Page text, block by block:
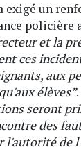
exigé un
policière
et la
ces
aux
élèves”
seront
des
l'autorité de